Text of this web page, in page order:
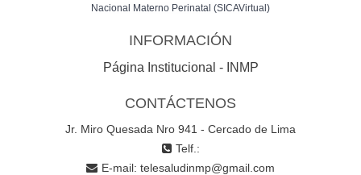
Nacional Materno Perinatal (SICAVirtual)
INFORMACIÓN
Página Institucional - INMP
CONTÁCTENOS
Jr. Miro Quesada Nro 941 - Cercado de Lima
Telf.:
E-mail: telesaludinmp@gmail.com